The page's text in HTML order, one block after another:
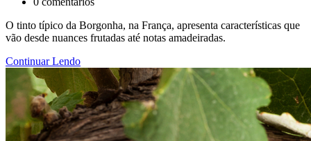
O tinto típico da Borgonha, na França, apresenta características que
vão desde nuances frutadas até notas amadeiradas.
Continuar Lendo